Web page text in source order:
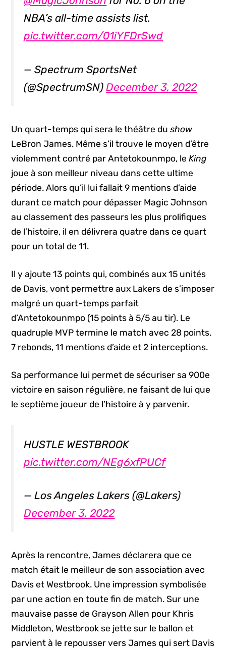
NBA’s all-time assists list.
pic.twitter.com/01iYFDrSwd
— Spectrum SportsNet
(@SpectrumSN)December 3, 2022
Un quart-temps qui sera le théâtre dushow
LeBron James. Même s’il trouve le moyen d’être
violemment contré par Antetokounmpo, leKing
joue à son meilleur niveau dans cette ultime
période. Alors qu’il lui fallait 9 mentions d’aide
durant ce match pour dépasser Magic Johnson
au classement des passeurs les plus prolifiques
de l’histoire, il en délivrera quatre dans ce quart
pour un total de 11.
Il y ajoute 13 points qui, combinés aux 15 unités
de Davis, vont permettre aux Lakers de s’imposer
malgré un quart-temps parfait
d’Antetokounmpo (15 points à 5/5 au tir). Le
quadruple MVP termine le match avec 28 points,
7 rebonds, 11 mentions d’aide et 2 interceptions.
Sa performance lui permet de sécuriser sa 900e
victoire en saison régulière, ne faisant de lui que
le septième joueur de l’histoire à y parvenir.
HUSTLE WESTBROOK
pic.twitter.com/NEg6xfPUCf
— Los Angeles Lakers (@Lakers)
December 3, 2022
Après la rencontre, James déclarera que ce
match était le meilleur de son association avec
Davis et Westbrook. Une impression symbolisée
par une action en toute fin de match. Sur une
mauvaise passe de Grayson Allen pour Khris
Middleton, Westbrook se jette sur le ballon et
parvient à le repousser vers James qui sert Davis